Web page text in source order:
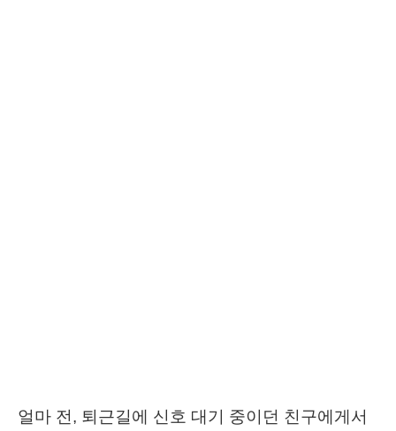
얼마 전, 퇴근길에 신호 대기 중이던 친구에게서